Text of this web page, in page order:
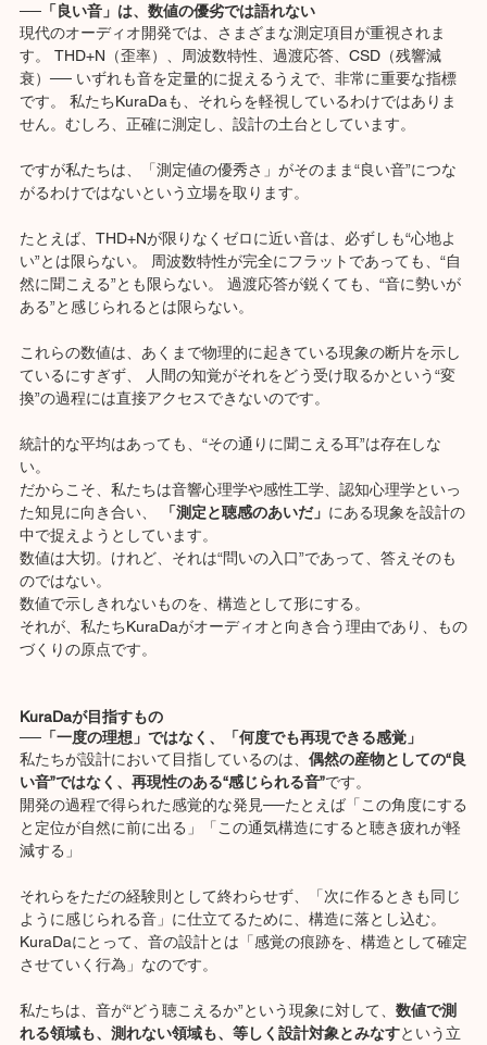
──「良い音」は、数値の優劣では語れない
現代のオーディオ開発では、さまざまな測定項目が重視されま
す。 THD+N（歪率）、周波数特性、過渡応答、CSD（残響減
衰）── いずれも音を定量的に捉えるうえで、非常に重要な指標
です。 私たちKuraDaも、それらを軽視しているわけではありま
せん。むしろ、正確に測定し、設計の土台としています。
ですが私たちは、「測定値の優秀さ」がそのまま“良い音”につな
がるわけではないという立場を取ります。
たとえば、THD+Nが限りなくゼロに近い音は、必ずしも“心地よ
い”とは限らない。 周波数特性が完全にフラットであっても、“自
然に聞こえる”とも限らない。 過渡応答が鋭くても、“音に勢いが
ある”と感じられるとは限らない。
これらの数値は、あくまで物理的に起きている現象の断片を示し
ているにすぎず、 人間の知覚がそれをどう受け取るかという“変
換”の過程には直接アクセスできないのです。
統計的な平均はあっても、“その通りに聞こえる耳”は存在しな
い。
だからこそ、私たちは音響心理学や感性工学、認知心理学といっ
た知見に向き合い、
「測定と聴感のあいだ」 にある現象を設計の
中で捉えようとしています。
数値は大切。けれど、それは“問いの入口”であって、答えそのも
のではない。
数値で示しきれないものを、構造として形にする。
それが、私たちKuraDaがオーディオと向き合う理由であり、もの
づくりの原点です。
KuraDaが目指すもの
──「一度の理想」ではなく、「何度でも再現できる感覚」
私たちが設計において目指しているのは、 偶然の産物としての“良
い音”ではなく、再現性のある“感じられる音”です。
開発の過程で得られた感覚的な発見──たとえば「この角度にする
と定位が自然に前に出る」「この通気構造にすると聴き疲れが軽
減する」
それらをただの経験則として終わらせず、「次に作るときも同じ
ように感じられる音」に仕立てるために、構造に落とし込む。
KuraDaにとって、音の設計とは「感覚の痕跡を、構造として確定
させていく行為」なのです。
私たちは、音が“どう聴こえるか”という現象に対して、 数値で測
れる領域も、測れない領域も、等しく設計対象とみなすという立